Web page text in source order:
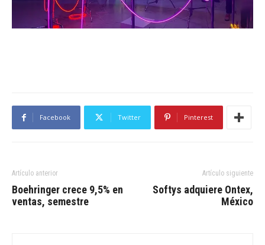
Facebook Twitter Pinterest
Artículo anterior
Boehringer crece 9,5% en
ventas, semestre
Artículo siguiente
Softys adquiere Ontex,
México